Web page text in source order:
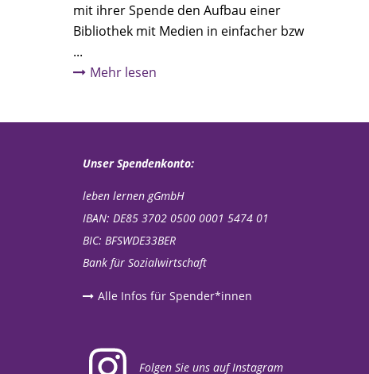
mit ihrer Spende den Aufbau einer
Bibliothek mit Medien in einfacher bzw
...
Mehr lesen
Unser Spendenkonto:
leben lernen gGmbH
IBAN: DE85 3702 0500 0001 5474 01
BIC: BFSWDE33BER
Bank für Sozialwirtschaft
Alle Infos für Spender*innen
Folgen Sie uns auf Instagram